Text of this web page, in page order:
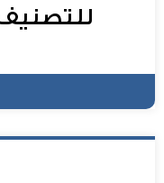
للتصنيف